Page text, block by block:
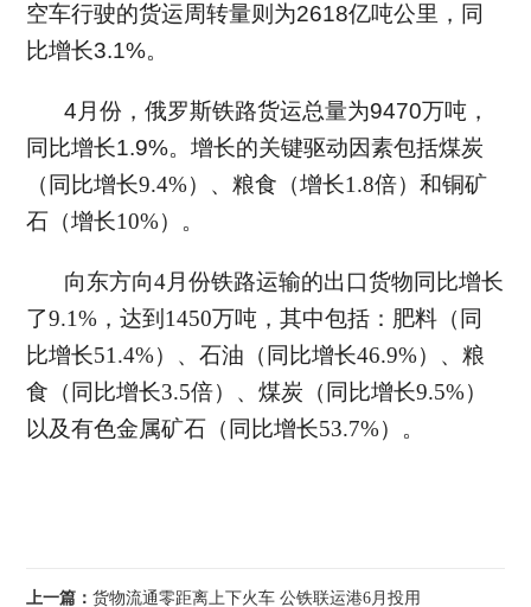
空车行驶的货运周转量则为2618亿吨公里，同
比增长3.1%。
4月份，俄罗斯铁路货运总量为9470万吨，
同比增长1.9%。增长的关键驱动因素包括煤炭
（ 同比增长9.4%） 、粮食（增长1.8倍）和铜矿
石（增长10%）。
向东方向4月份铁路运输的出口货物同比增长
了9.1%，达到1450万吨，其中包括：肥料（同
比增长51.4%）、石油（同比增长46.9%）、粮
食（同比增长3.5倍）、煤炭（同比增长9.5%）
以及有色金属矿石（同比增长53.7%）。
上一篇：货物流通零距离上下火车 公铁联运港6月投用